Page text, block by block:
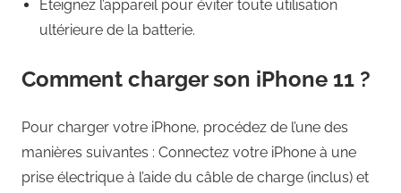
Éteignez l’appareil pour éviter toute utilisation
ultérieure de la batterie.
Comment charger son iPhone 11 ?
Pour charger votre iPhone, procédez de l’une des
manières suivantes : Connectez votre iPhone à une
prise électrique à l’aide du câble de charge (inclus) et